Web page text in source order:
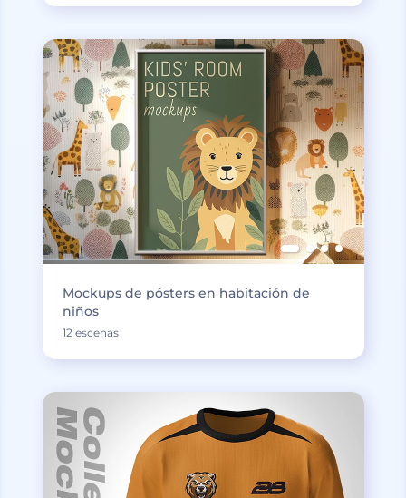
Mockups de pósters en habitación de
niños
12 escenas